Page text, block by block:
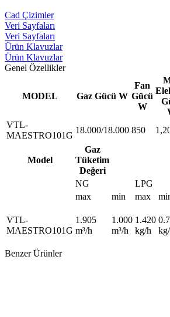
Cad Çizimler
Veri Sayfaları
Veri Sayfaları
Ürün Klavuzlar
Ürün Klavuzlar
Genel Özellikler
MODEL Gaz Gücü W
Fan
Gücü
W
VTL-
MAESTRO101G
18.000/18.000 850
Model
Gaz
Tüketim
Değeri
NG
LPG
max
min max
VTL-
MAESTRO101G
1.905
m³/h
1.000
m³/h
1.420
kg/h
Benzer Ürünler